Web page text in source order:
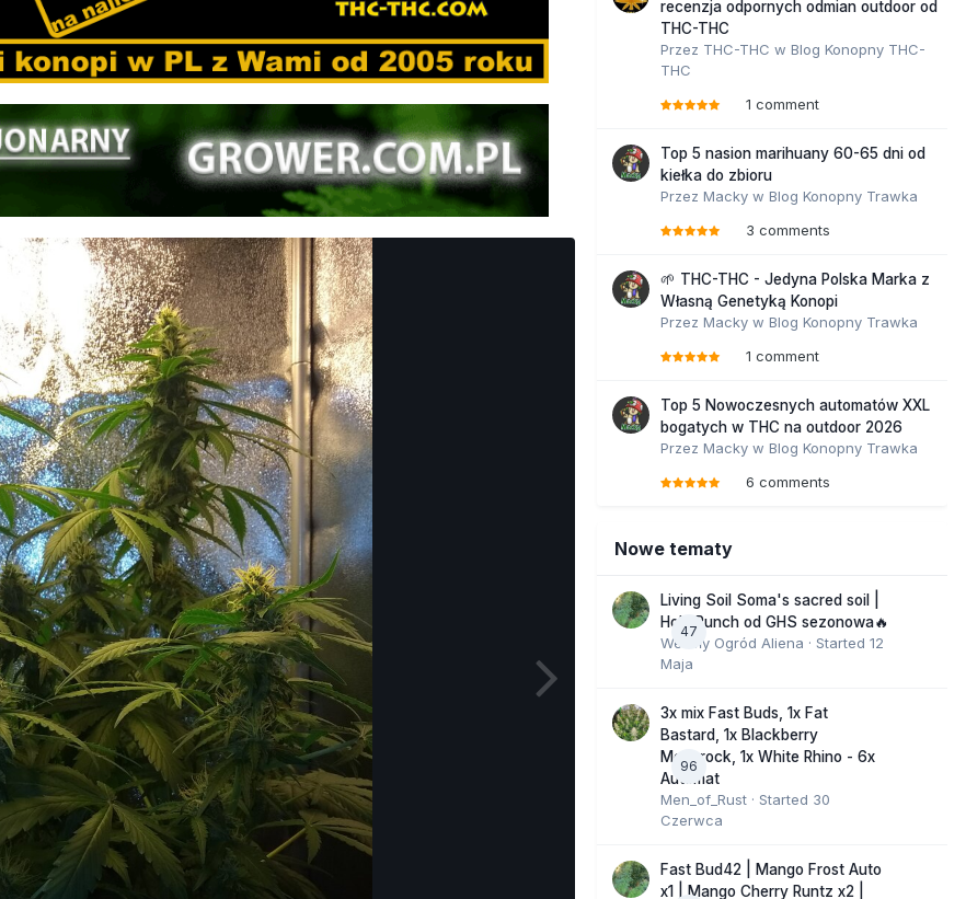
recenzja odpornych odmian outdoor od
THC-THC
Przez THC-THC w Blog Konopny THC-
THC
1 comment
Top 5 nasion marihuany 60-65 dni od
kiełka do zbioru
Przez Macky w Blog Konopny Trawka
3 comments
🌱 THC-THC - Jedyna Polska Marka z
Własną Genetyką Konopi
Przez Macky w Blog Konopny Trawka
1 comment
Top 5 Nowoczesnych automatów XXL
bogatych w THC na outdoor 2026
Przez Macky w Blog Konopny Trawka
6 comments
Nowe tematy
47
Living Soil Soma's sacred soil |
Holy Punch od GHS sezonowa🔥
Wesoły Ogród Aliena · Started 12
Maja
96
3x mix Fast Buds, 1x Fat
Bastard, 1x Blackberry
Moonrock, 1x White Rhino - 6x
Automat
Men_of_Rust · Started 30
Czerwca
Fast Bud42 | Mango Frost Auto
x1 | Mango Cherry Runtz x2 |